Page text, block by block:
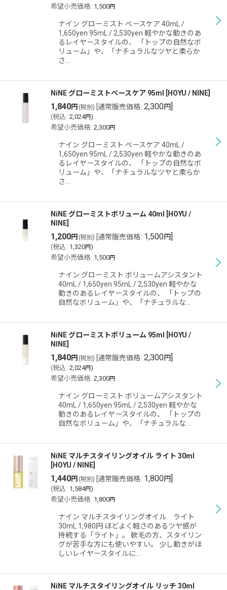
希望小売価格: 1,500円
ナイン グローミスト ベースケア 40mL /
1,650yen 95mL / 2,530yen 軽やかな動きのあ
るレイヤースタイルの、 「トップの自然なボ
リューム」や、「ナチュラルなツヤと柔らか
さ…
NiNE グローミストベースケア 95ml HOYU / NINE
1,840円 (税別) 通常販売価格: 2,300円]
(税込 : 2,024円)
希望小売価格: 2,300円
ナイン グローミスト ベースケア 40mL /
1,650yen 95mL / 2,530yen 軽やかな動きのあ
るレイヤースタイルの、 「トップの自然なボ
リューム」や、「ナチュラルなツヤと柔らか
さ…
NiNE グローミストボリューム 40ml
HOYU /
NINE
1,200円 (税別) 通常販売価格: 1,500円]
(税込 : 1,320円)
希望小売価格: 1,500円
ナイン グローミスト ボリュームアシスタント
40mL / 1,650yen 95mL / 2,530yen 軽やかな
動きのあるレイヤースタイルの、 「トップの
自然なボリューム」や、「ナチュラルな…
NiNE グローミストボリューム 95ml
HOYU /
NINE
1,840円 (税別) 通常販売価格: 2,300円]
(税込 : 2,024円)
希望小売価格: 2,300円
ナイン グローミスト ボリュームアシスタント
40mL / 1,650yen 95mL / 2,530yen 軽やかな
動きのあるレイヤースタイルの、 「トップの
自然なボリューム」や、「ナチュラルな…
NiNE マルチスタイリングオイル ライト 30ml
HOYU / NINE
1,440円 (税別) 通常販売価格: 1,800円]
(税込 : 1,584円)
希望小売価格: 1,800円
ナイン マルチスタイリングオイル ライト
30mL 1,980円 ほどよく軽さのあるツヤ感が
持続する「ライト」。 軟毛の方、スタイリン
グが苦手な方にも使いやすい。 少し動きがほ
しいレイヤースタイルに…
NiNE マルチスタイリングオイル リッチ 30ml